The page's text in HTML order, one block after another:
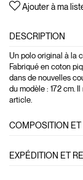
Ajouter à ma
DESCRIPTION
Un polo original à la
Fabriqué en coton
dans de nouvelles
du modèle : 172 cm.
article.
COMPOSITION ET
EXPÉDITION ET